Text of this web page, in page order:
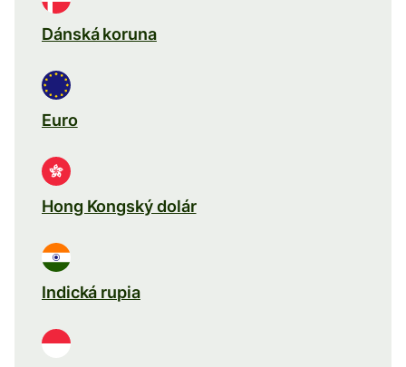
Dánská koruna
Euro
Hong Kongský dolár
Indická rupia